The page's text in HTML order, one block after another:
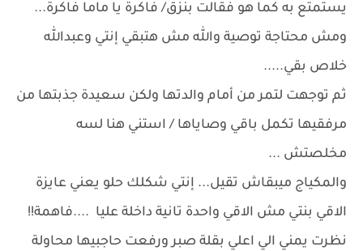
يستمتع به كما هو فقالت بنزق/ فاكرة يا ماما فاكرة...
ومش محتاجة توصية والله مش هتبقي إنتي وعبدالله
خلاص بقي.....
ثم توجهت لتمر من أمام والدتها ولكن سعيدة جذبتها من
مرفقيها تكمل باقي وصاياها / استني هنا لسه
مخلصتش ...
والمكياج ميبقاش تقيل... إنتي شكلك حلو يعني عايزة
الاقي بنتي مش الاقي واحدة تانية داخلة عليا ....فاهمة!!
نظرت يمني الي اعلي بقلة صبر ورفعت حاجبيها محاولة